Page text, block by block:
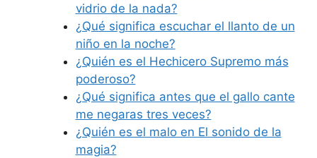
vidrio de la nada?
¿Qué significa escuchar el llanto de un
niño en la noche?
¿Quién es el Hechicero Supremo más
poderoso?
¿Qué significa antes que el gallo cante
me negaras tres veces?
¿Quién es el malo en El sonido de la
magia?